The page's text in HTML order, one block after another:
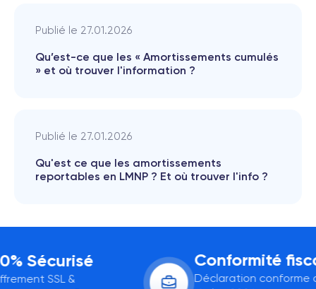
Publié le 27.01.2026
Qu’est-ce que les « Amortissements cumulés
» et où trouver l'information ?
Publié le 27.01.2026
Qu'est ce que les amortissements
reportables en LMNP ? Et où trouver l'info ?
Sécurisé
SSL &
Conformité
Déclaration conforme